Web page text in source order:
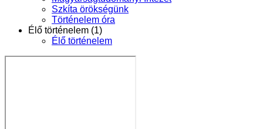
Szkíta örökségünk
Történelem óra
Élő történelem (1)
Élő történelem